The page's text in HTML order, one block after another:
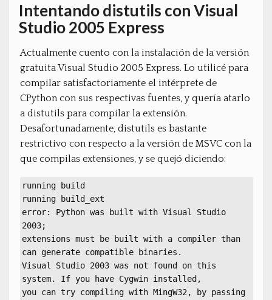
Intentando distutils con Visual
Studio 2005 Express
Actualmente cuento con la instalación de la versión
gratuita Visual Studio 2005 Express. Lo utilicé para
compilar satisfactoriamente el intérprete de
CPython con sus respectivas fuentes, y quería atarlo
a distutils para compilar la extensión.
Desafortunadamente, distutils es bastante
restrictivo con respecto a la versión de MSVC con la
que compilas extensiones, y se quejó diciendo:
running build
running build_ext
error: Python was built with Visual Studio
2003;
extensions must be built with a compiler than
can generate compatible binaries.
Visual Studio 2003 was not found on this
system. If you have Cygwin installed,
you can try compiling with MingW32, by passing